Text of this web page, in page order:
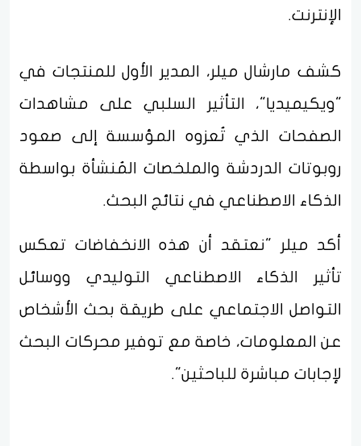
الإنترنت.
كشف مارشال ميلر، المدير الأول للمنتجات في
"ويكيميديا"، التأثير السلبي على مشاهدات
الصفحات الذي تُعزوه المؤسسة إلى صعود
روبوتات الدردشة والملخصات المُنشأة بواسطة
الذكاء الاصطناعي في نتائج البحث.
أكد ميلر "نعتقد أن هذه الانخفاضات تعكس
تأثير الذكاء الاصطناعي التوليدي ووسائل
التواصل الاجتماعي على طريقة بحث الأشخاص
عن المعلومات، خاصة مع توفير محركات البحث
لإجابات مباشرة للباحثين".